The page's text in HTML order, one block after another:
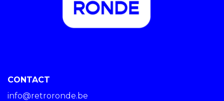
CONTACT
info@retroronde.be